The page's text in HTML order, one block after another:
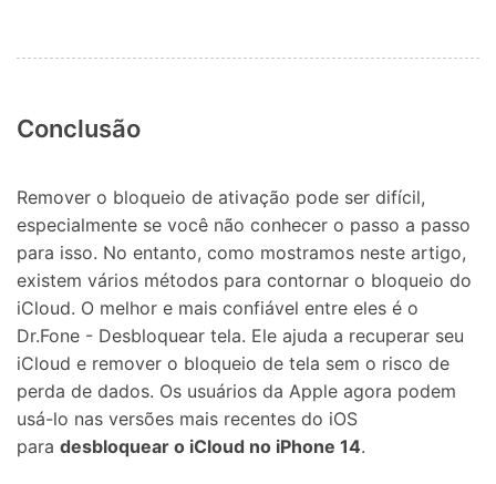
Conclusão
Remover o bloqueio de ativação pode ser difícil,
especialmente se você não conhecer o passo a passo
para isso. No entanto, como mostramos neste artigo,
existem vários métodos para contornar o bloqueio do
iCloud. O melhor e mais confiável entre eles é o
Dr.Fone - Desbloquear tela. Ele ajuda a recuperar seu
iCloud e remover o bloqueio de tela sem o risco de
perda de dados. Os usuários da Apple agora podem
usá-lo nas versões mais recentes do iOS
para desbloquear o iCloud no iPhone 14.